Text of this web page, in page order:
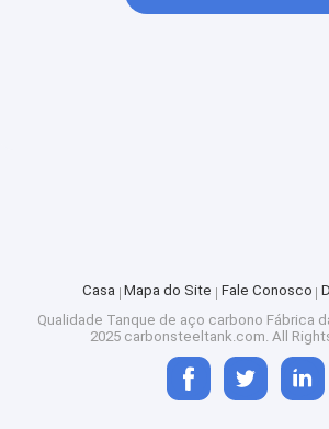
Casa Mapa do Site Fale Conosco
Qualidade Tanque de aço carbono Fábrica
2025 carbonsteeltank.com. All